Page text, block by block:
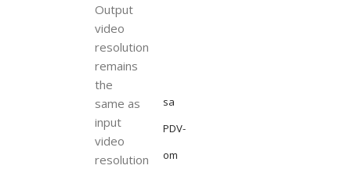
Output
video
resolution
remains
the
same as
input
video
resolution
sa
PDV-
om